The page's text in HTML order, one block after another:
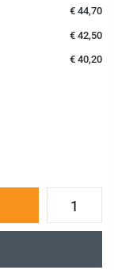
€ 44,70
€ 42,50
€ 40,20